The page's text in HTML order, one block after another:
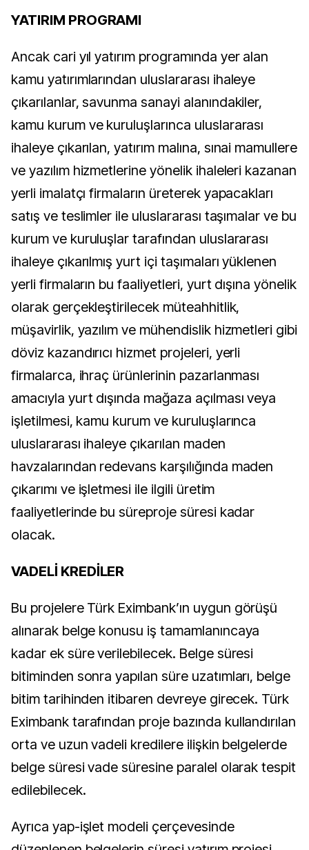
YATIRIM PROGRAMI
Ancak cari yıl yatırım programında yer alan
kamu yatırımlarından uluslararası ihaleye
çıkarılanlar, savunma sanayi alanındakiler,
kamu kurum ve kuruluşlarınca uluslararası
ihaleye çıkarılan, yatırım malına, sınai mamullere
ve yazılım hizmetlerine yönelik ihaleleri kazanan
yerli imalatçı firmaların üreterek yapacakları
satış ve teslimler ile uluslararası taşımalar ve bu
kurum ve kuruluşlar tarafından uluslararası
ihaleye çıkarılmış yurt içi taşımaları yüklenen
yerli firmaların bu faaliyetleri, yurt dışına yönelik
olarak gerçekleştirilecek müteahhitlik,
müşavirlik, yazılım ve mühendislik hizmetleri gibi
döviz kazandırıcı hizmet projeleri, yerli
firmalarca, ihraç ürünlerinin pazarlanması
amacıyla yurt dışında mağaza açılması veya
işletilmesi, kamu kurum ve kuruluşlarınca
uluslararası ihaleye çıkarılan maden
havzalarından redevans karşılığında maden
çıkarımı ve işletmesi ile ilgili üretim
faaliyetlerinde bu süreproje süresi kadar
olacak.
VADELİ KREDİLER
Bu projelere Türk Eximbank’ın uygun görüşü
alınarak belge konusu iş tamamlanıncaya
kadar ek süre verilebilecek. Belge süresi
bitiminden sonra yapılan süre uzatımları, belge
bitim tarihinden itibaren devreye girecek. Türk
Eximbank tarafından proje bazında kullandırılan
orta ve uzun vadeli kredilere ilişkin belgelerde
belge süresi vade süresine paralel olarak tespit
edilebilecek.
Ayrıca yap-işlet modeli çerçevesinde